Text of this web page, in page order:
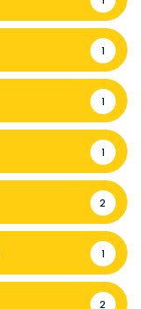
1
1
1
2
1
2